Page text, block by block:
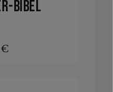
Bibel
Preis:
€